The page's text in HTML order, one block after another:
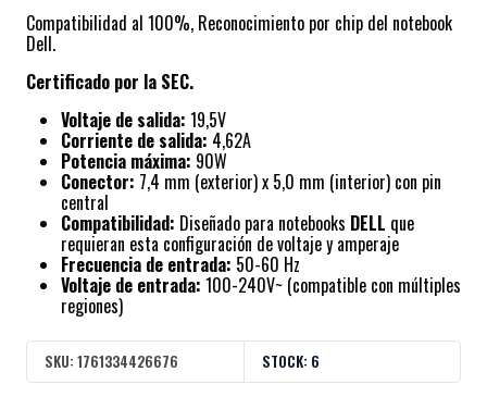
Compatibilidad al 100%, Reconocimiento por chip del notebook
Dell.
Certificado por la SEC.
Voltaje de salida: 19,5V
Corriente de salida: 4,62A
Potencia máxima: 90W
Conector: 7,4 mm (exterior) x 5,0 mm (interior) con pin
central
Compatibilidad: Diseñado para notebooks DELL que
requieran esta configuración de voltaje y amperaje
Frecuencia de entrada: 50-60 Hz
Voltaje de entrada: 100-240V~ (compatible con múltiples
regiones)
SKU: 1761334426676 STOCK: 6